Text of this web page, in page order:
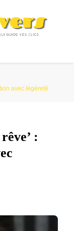
avec légèreté
: